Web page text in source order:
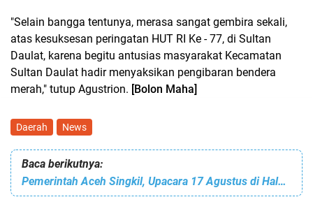
"Selain bangga tentunya, merasa sangat gembira sekali,
atas kesuksesan peringatan HUT RI Ke - 77, di Sultan
Daulat, karena begitu antusias masyarakat Kecamatan
Sultan Daulat hadir menyaksikan pengibaran bendera
merah," tutup Agustrion. [Bolon Maha]
Daerah News
Baca berikutnya:
Pemerintah Aceh Singkil, Upacara 17 Agustus di Halaman Kantor Bupati